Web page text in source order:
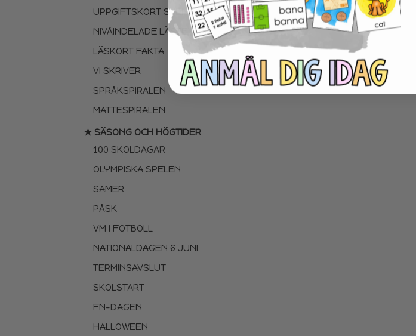
UPPGIFTSKORT SVENSKA
NIVÅINDELADE LÄSTEXTER
LÄSKORT FAKTA
VI SKRIVER
SPRÅKSPIRALEN
MATTESPIRALEN
★ SÄSONG OCH HÖGTIDER
100 SKOLDAGAR
OLYMPISKA SPELEN
SAMER
PÅSK
VM I FOTBOLL
NATIONALDAGEN 6 JUNI
TERMINSAVSLUT
SKOLSTART
FN-DAGEN
HALLOWEEN